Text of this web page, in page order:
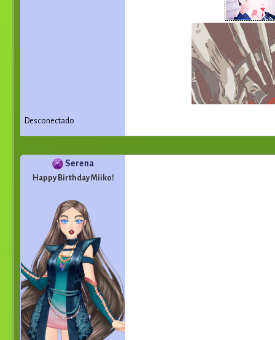
Desconectado
Serena
Happy Birthday Miiko!